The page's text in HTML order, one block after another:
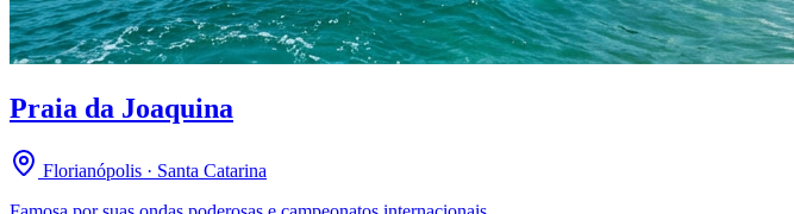
Praia da Joaquina
Florianópolis · Santa Catarina